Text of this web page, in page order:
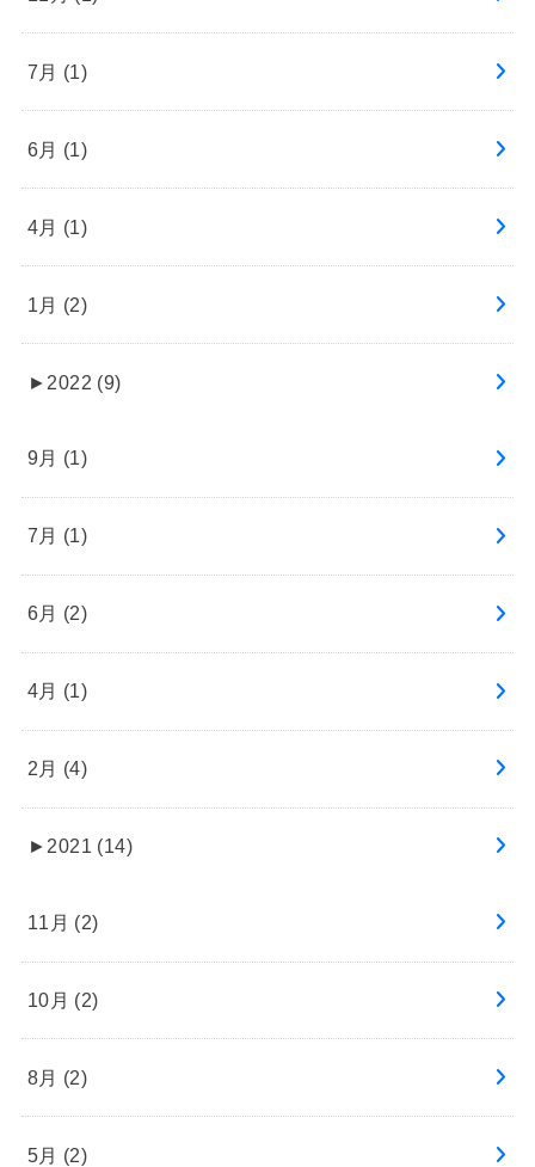
7月 (1)
6月 (1)
4月 (1)
1月 (2)
► 2022 (9)
9月 (1)
7月 (1)
6月 (2)
4月 (1)
2月 (4)
► 2021 (14)
11月 (2)
10月 (2)
8月 (2)
5月 (2)